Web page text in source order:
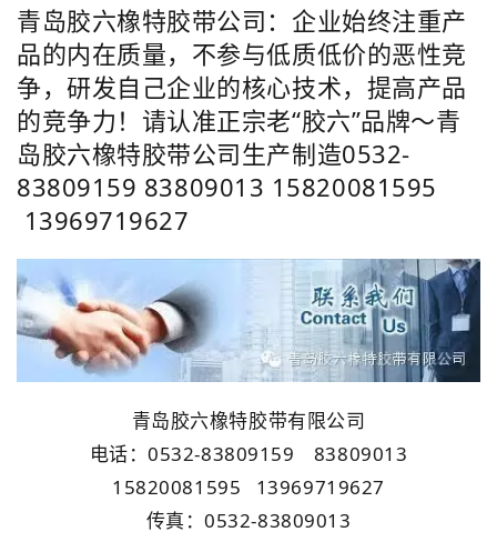
青岛胶六橡特胶带公司：企业始终注重产
品的内在质量，不参与低质低价的恶性竞
争，研发自己企业的核心技术，提高产品
的竞争力！请认准正宗老“胶六”品牌～青
岛胶六橡特胶带公司生产制造0532-
83809159 83809013 15820081595
13969719627
青岛胶六橡特胶带有限公司
电话：0532-83809159 83809013
15820081595 13969719627
传真：0532-83809013